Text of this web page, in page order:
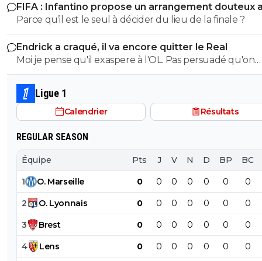
FIFA : Infantino propose un arrangement douteux
Maroc
Parce qu’il est le seul à décider du lieu de la finale ?
Endrick a craqué, il va encore quitter le Real
Moi je pense qu'il exaspere à l'OL. Pas persuadé qu'on
souhaite le voir revenir. Apres tres sincèrement nos
problèmes actuels ne se posent pas trop a son poste.
bien d'autres choses a améliorer avant....
Ligue 1
Calendrier Résultats
REGULAR SEASON
Équipe Pts J V N D BP BC
1 O. Marseille 0 0 0 0 0 0 0
2 O. Lyonnais 0 0 0 0 0 0 0
3 Brest 0 0 0 0 0 0 0
4 Lens 0 0 0 0 0 0 0